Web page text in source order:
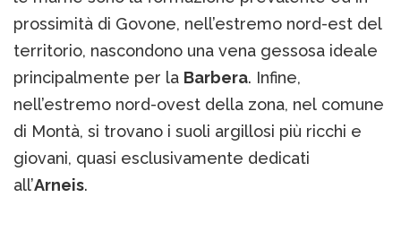
prossimità di Govone, nell’estremo nord-est del
territorio, nascondono una vena gessosa ideale
principalmente per la Barbera. Infine,
nell’estremo nord-ovest della zona, nel comune
di Montà, si trovano i suoli argillosi più ricchi e
giovani, quasi esclusivamente dedicati
all’Arneis.